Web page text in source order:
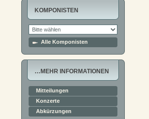
KOMPONISTEN
Alle Komponisten
…MEHR INFORMATIONEN
Mitteilungen
Konzerte
Abkürzungen